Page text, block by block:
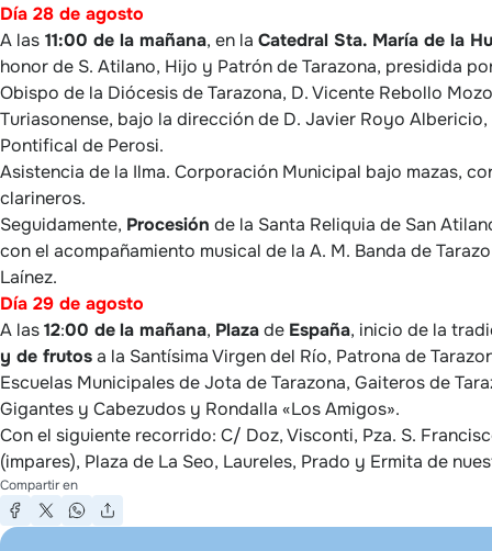
Día 28 de agosto
A las 11:00 de la mañana, en la Catedral Sta. María de la
honor de S. Atilano, Hijo y Patrón de Tarazona, presidida
Obispo de la Diócesis de Tarazona, D. Vicente Rebollo
Turiasonense, bajo la dirección de D. Javier Royo
Pontifical de Perosi.
Asistencia de la Ilma. Corporación Municipal bajo mazas,
clarineros.
Seguidamente, Procesión de la Santa Reliquia de San
con el acompañamiento musical de la A. M. Banda de
Laínez.
Día 29 de agosto
A las12:00 dela mañana, Plazade España, inicio de la
y de frutosa la Santísima Virgen del Río, Patrona de
Escuelas Municipales de Jota de Tarazona, Gaiteros de
Gigantes y Cabezudos y Rondalla «Los Amigos».
Con el siguiente recorrido: C/ Doz, Visconti, Pza. S.
(impares), Plaza de La Seo, Laureles, Prado y Ermita de
Compartir en